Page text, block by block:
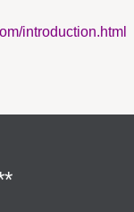
introduction.html